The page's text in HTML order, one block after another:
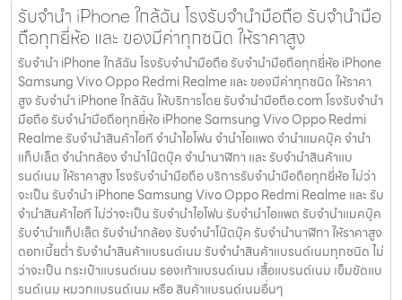
รับจำนำ iPhone ใกล้ฉัน โรงรับจำนำมือถือ รับจำนำมือ
ถือทุกยี่ห้อ และ ของมีค่าทุกชนิด ให้ราคาสูง
รับจำนำ iPhone ใกล้ฉัน โรงรับจำนำมือถือ รับจำนำมือถือทุกยี่ห้อ iPhone
Samsung Vivo Oppo Redmi Realme และ ของมีค่าทุกชนิด ให้ราคา
สูง รับจำนำ iPhone ใกล้ฉัน ให้บริการโดย รับจํานํามือถือ.com โรงรับจำนำ
มือถือ รับจำนำมือถือทุกยี่ห้อ iPhone Samsung Vivo Oppo Redmi
Realme รับจำนำสินค้าไอที จำนำไอโฟน จำนำไอแพด จำนำแมคบุ๊ค จำนำ
แท็ปเล็ต จำนำกล้อง จำนำโน๊ตบุ๊ค จำนำนาฬิกา และ รับจำนำสินค้าแบ
รนด์เนม ให้ราคาสูง โรงรับจำนำมือถือ บริการรับจำนำมือถือทุกยี่ห้อ ไม่ว่า
จะเป็น รับจำนำ iPhone Samsung Vivo Oppo Redmi Realme และ รับ
จำนำสินค้าไอที ไม่ว่าจะเป็น รับจำนำไอโฟน รับจำนำไอแพด รับจำนำแมคบุ๊ค
รับจำนำแท็ปเล็ต รับจำนำกล้อง รับจำนำโน๊ตบุ๊ค รับจำนำนาฬิกา ให้ราคาสูง
ดอกเบี้ยต่ำ รับจำนำสินค้าแบรนด์เนม รับจำนำสินค้าแบรนด์เนมทุกชนิด ไม่
ว่าจะเป็น กระเป๋าแบรนด์เนม รองเท้าแบรนด์เนม เสื้อแบรนด์เนม เข็มขัดแบ
รนด์เนม หมวกแบรนด์เนม หรือ สินค้าแบรนด์เนมอื่นๆ